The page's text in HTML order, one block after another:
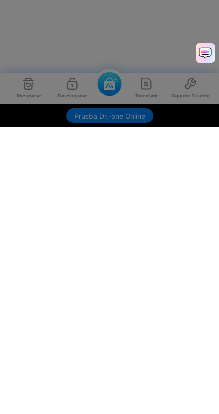
Recuperar Desbloquear Transferir Reparar Sistema
Prueba Dr.Fone Online